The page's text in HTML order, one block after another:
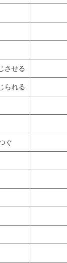
させる
られる
ぐ